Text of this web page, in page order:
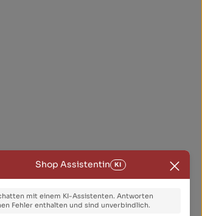
Shop Assistentin KI
mit einem KI-Assistenten. Antworten
Fehler enthalten und sind unverbindlich.